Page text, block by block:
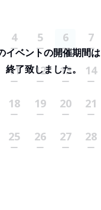
4 5 6 7
11 12 13 14
18 19 20 21
25 26 27 28
イベントの開催期間は
終了致しました。